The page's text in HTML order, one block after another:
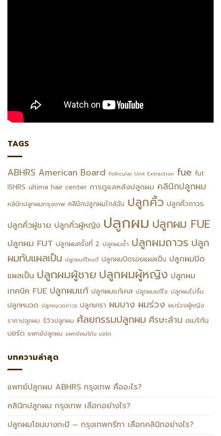
TAGS
ABHRS American Board Follicular Unit Extraction fue fut
ISHRS ultima hair center การดูแลหลังปลูกผม คลินิกปลูกผม
คลินิกปลูกผมกรุงเทพ คลินิกปลูกผมไกล้ฉัน ปลูกคิ้ว ปลูกคิ้วถาวร
ปลูกคิ้วผู้ชาย ปลูกคิ้วผู้หญิง ปลูกผม ปลูกผม FUE
ปลูกผม FUT ปลูกผมครั้งที่ 2 ปลูกผมซ้ำ ปลูกผมถาวร ปลูก
ผมทับแผลเป็น ปลูกผมที่ไหนดี ปลูกผมปิดรอยแผลเป็น ปลูกผมปิด
แผลเป็น ปลูกผมผู้ชาย ปลูกผมผู้หญิง ปลูกผม
เทคนิค FUE ปลูกผมแก้ ปลูกผมแก้เคส ปลูกผมแก้ไข ปลูกผมไม่ขึ้น
ปลูกหนวด ปลูกหนวดถาวร ปลูกเครา ผมบาง ผมร่วง ผมร่วงผู้หญิง
ราคาปลูกผม รีวิวปลูกผม ศัลยกรรมปลูกผม ศีรษะล้าน อเมริกัน
บอร์ด แพทย์ปลูกผม แพทย์อเมริกัน บอร์ด
บทความล่าสุด
แพทย์ปลูกผม ABHRS กรุงเทพ คืออะไร?
คลินิกปลูกผม กรุงเทพ เลือกอย่างไร?
ปลูกผมโซนบางกะปิ – กรุงเทพกรีฑา เลือกคลินิกอย่างไร?